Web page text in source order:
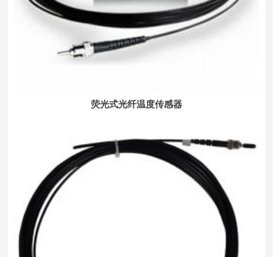
荧光式光纤温度传感器